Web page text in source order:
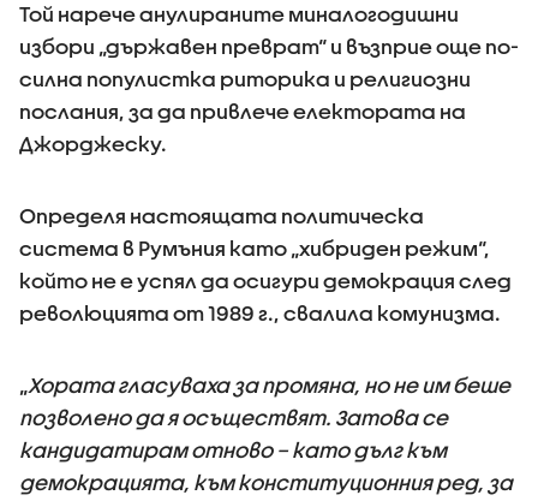
Той нарече анулираните миналогодишни
избори „държавен преврат“ и възприе още по-
силна популистка риторика и религиозни
послания, за да привлече електората на
Джорджеску.
Определя настоящата политическа
система в Румъния като „хибриден режим“,
който не е успял да осигури демокрация след
революцията от 1989 г., свалила комунизма.
Хората гласуваха за промяна, но не им беше
позволено да я осъществят. Затова се
кандидатирам отново – като дълг към
демокрацията, към конституционния ред, за